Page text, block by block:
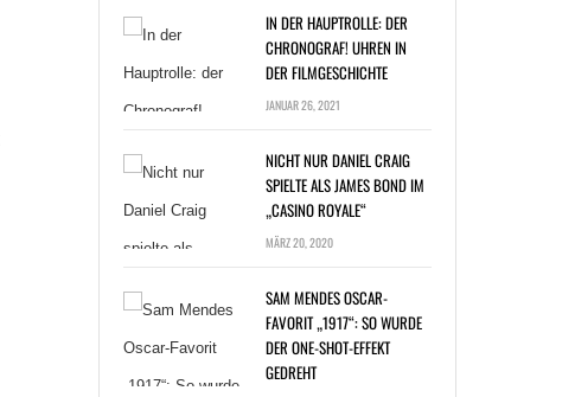
NICHT NUR DANIEL
CRAIG SPIELTE ALS
„CASINO ROYALE“ »
IN DER HAUPTROLLE: DER
CHRONOGRAF! UHREN IN
DER FILMGESCHICHTE
JANUAR 26, 2021
NICHT NUR DANIEL CRAIG
SPIELTE ALS JAMES BOND IM
„CASINO ROYALE“
MÄRZ 20, 2020
SAM MENDES OSCAR-
FAVORIT „1917“: SO WURDE
DER ONE-SHOT-EFFEKT
GEDREHT